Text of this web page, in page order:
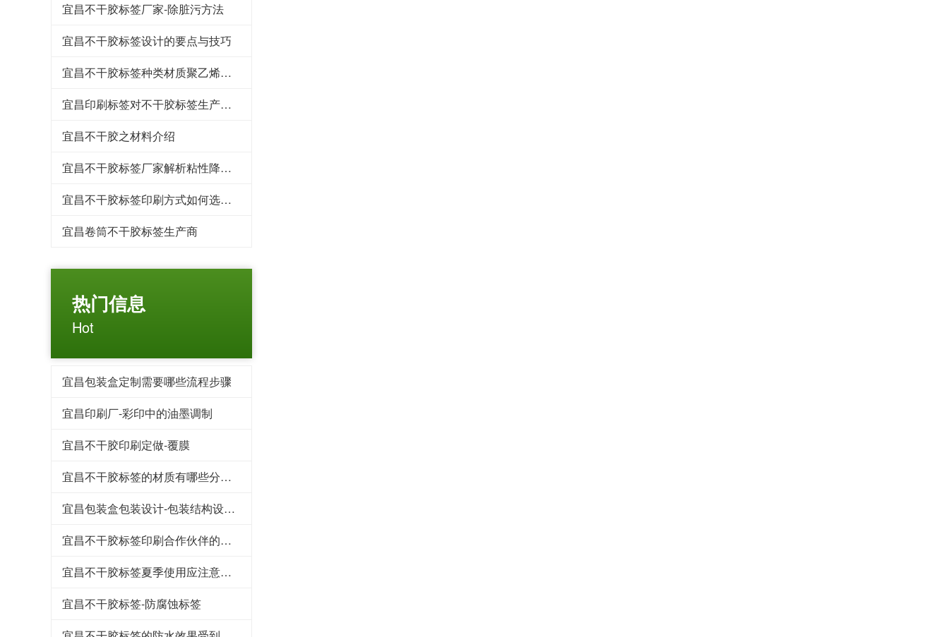
宜昌不干胶标签厂家-除脏污方法
宜昌不干胶标签设计的要点与技巧
宜昌​不干胶标签种类材质聚乙烯、聚丙烯
宜昌印刷标签对不干胶标签生产车间要求
宜昌不干胶之材料介绍
宜昌不干胶标签厂家解析粘性降低的原因
宜昌不干胶标签印刷方式如何选用？
宜昌卷筒不干胶标签生产商
热门信息
Hot
宜昌包装盒定制需要哪些流程步骤
宜昌印刷厂-彩印中的油墨调制
宜昌不干胶印刷定做-覆膜
宜昌不干胶标签的材质有哪些分类呢？
宜昌包装盒包装设计-包装结构设计流程
宜昌不干胶标签印刷合作伙伴的重要因素分析
宜昌不干胶标签夏季使用应注意什么
宜昌不干胶标签-防腐蚀标签